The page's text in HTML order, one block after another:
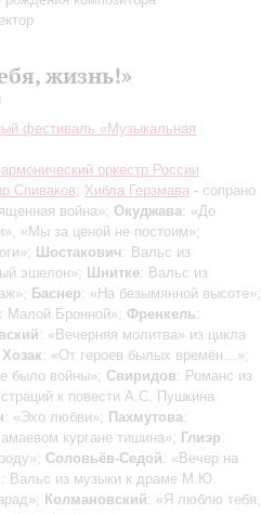
жизнь!»
фестиваль «Музыкальная
оркестр России
Спиваков; Хибла Герзмава - сопрано
война»; Окуджава: «До
«Мы за ценой не постоим»;
Шостакович: Вальс из
эшелон»;
Шнитке: Вальс из
Баснер: «На безымянной высоте»;
Малой Бронной»; Френкель:
: «Вечерняя молитва» из цикла
Хозак: «От героев былых времён…»;
было войны»; Свиридов: Романс из
к повести А.С. Пушкина
: «Эхо любви»; Пахмутова:
кургане тишина»; Глиэр:
Соловьёв-Седой: «Вечер на
: Вальс из музыки к драме М.Ю.
Колмановский: «Я люблю тебя,